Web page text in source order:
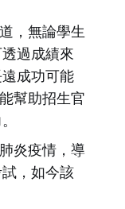
，無論學生
過成績來
成功可能
幫助招生官
炎疫情，導
，如今該